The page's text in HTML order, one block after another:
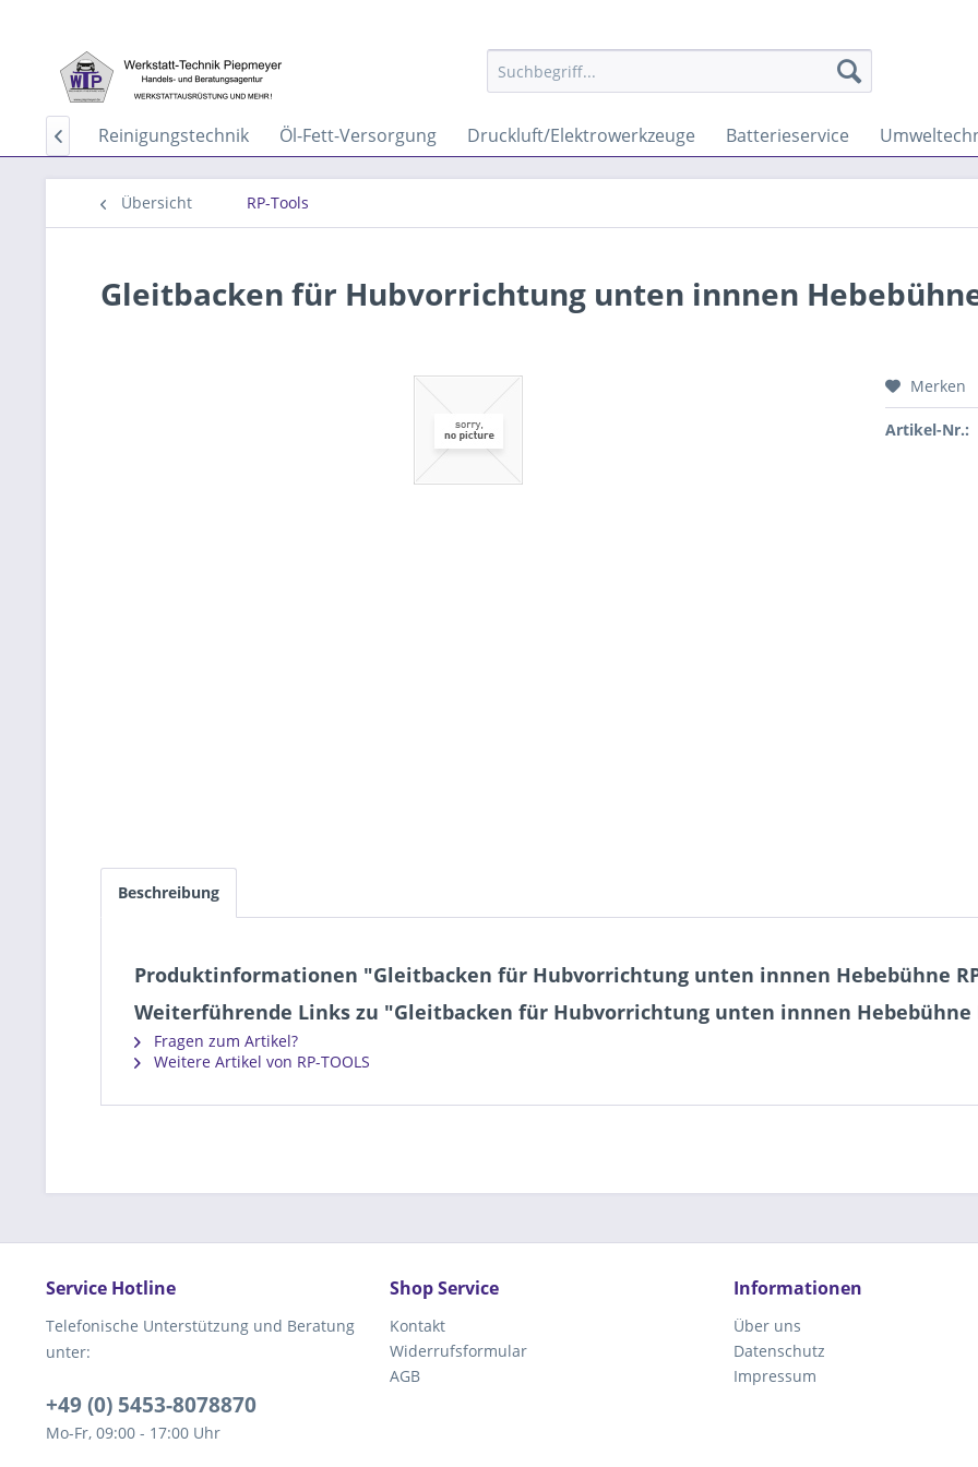
Reinigungstechnik Öl-Fett-Versorgung Druckluft/Elektrowerkzeuge Batterieservice

Übersicht RP-Tools
Gleitbacken für Hubvorrichtung unten innnen Hebebühne
Merken
Artikel-Nr.:
Beschreibung
Produktinformationen "Gleitbacken für Hubvorrichtung unten innnen Hebebühne
Weiterführende Links zu "Gleitbacken für Hubvorrichtung unten innnen Hebebühne
Fragen zum Artikel?
Weitere Artikel von RP-TOOLS
Service Hotline
Telefonische Unterstützung und Beratung
unter:
+49 (0) 5453-8078870
Mo-Fr, 09:00 - 17:00 Uhr
Shop Service
Kontakt
Widerrufsformular
AGB
Informationen
Über uns
Datenschutz
Impressum